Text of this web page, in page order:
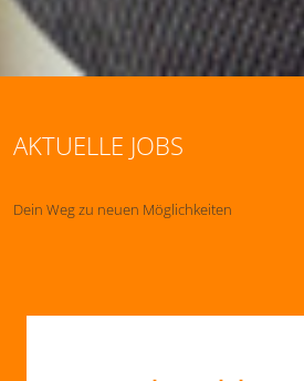
AKTUELLE JOBS
Dein Weg zu neuen Möglichkeiten